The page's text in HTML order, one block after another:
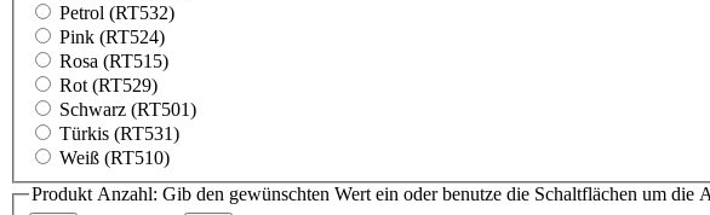
Petrol (RT532)
Pink (RT524)
Rosa (RT515)
Rot (RT529)
Schwarz (RT501)
Türkis (RT531)
Weiß (RT510)
Produkt Anzahl: Gib den gewünschten Wert ein oder benutze die Schaltflächen um die